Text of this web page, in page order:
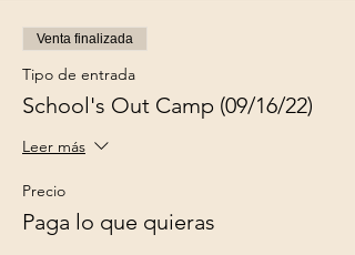
Venta finalizada
Tipo de entrada
School's Out Camp (09/16/22)
Leer más
Precio
Paga lo que quieras